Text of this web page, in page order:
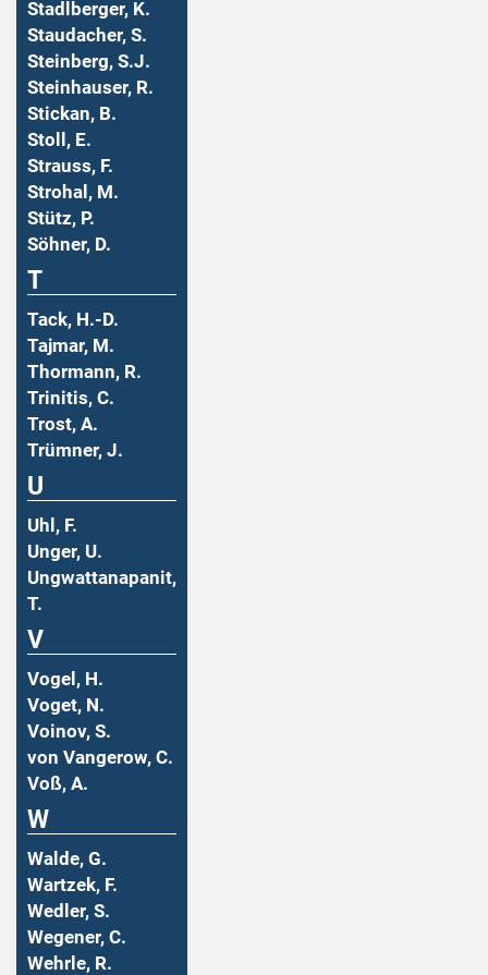
Stadlberger, K.
Staudacher, S.
Steinberg, S.J.
Steinhauser, R.
Stickan, B.
Stoll, E.
Strauss, F.
Strohal, M.
Stütz, P.
Söhner, D.
T
Tack, H.-D.
Tajmar, M.
Thormann, R.
Trinitis, C.
Trost, A.
Trümner, J.
U
Uhl, F.
Unger, U.
Ungwattanapanit,
T.
V
Vogel, H.
Voget, N.
Voinov, S.
von Vangerow, C.
Voß, A.
W
Walde, G.
Wartzek, F.
Wedler, S.
Wegener, C.
Wehrle, R.